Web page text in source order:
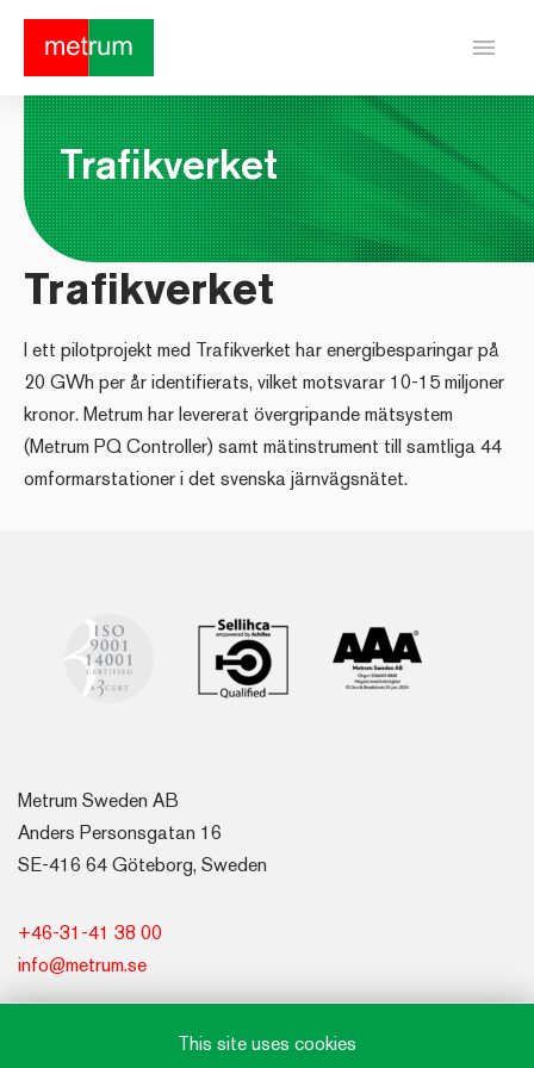
menu
Trafikverket
Trafikverket
I ett pilotprojekt med Trafikverket har energibesparingar på
20 GWh per år identifierats, vilket motsvarar 10-15 miljoner
kronor. Metrum har levererat övergripande mätsystem
(Metrum PQ Controller) samt mätinstrument till samtliga 44
omformarstationer i det svenska järnvägsnätet.
Metrum Sweden AB
Anders Personsgatan 16
SE-416 64 Göteborg, Sweden
+46-31-41 38 00
info@metrum.se
This site uses cookies